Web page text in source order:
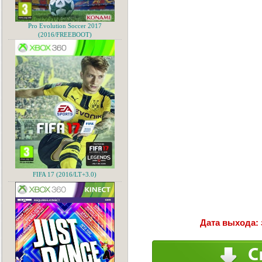
Дата выхода:
Pro Evolution Soccer 2017
(2016/FREEBOOT)
FIFA 17 (2016/LT+3.0)